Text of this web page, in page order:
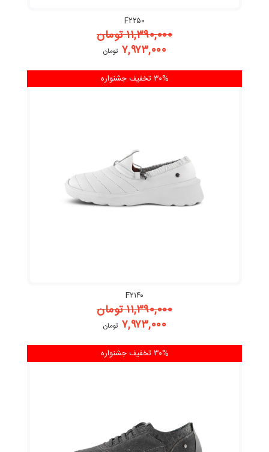
F۲۲۵۰
۱۱,۳۹۰,۰۰۰تومان
۷,۹۷۳,۰۰۰ تومان
F۲۱۴۰
۱۱,۳۹۰,۰۰۰تومان
۷,۹۷۳,۰۰۰ تومان
۳۰% تخفیف جشنواره
۳۰% تخفیف جشنواره